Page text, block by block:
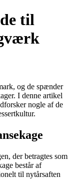
til
og de spænder
I denne artikel
nogle af de
der betragtes som
består af
til nytårsaften